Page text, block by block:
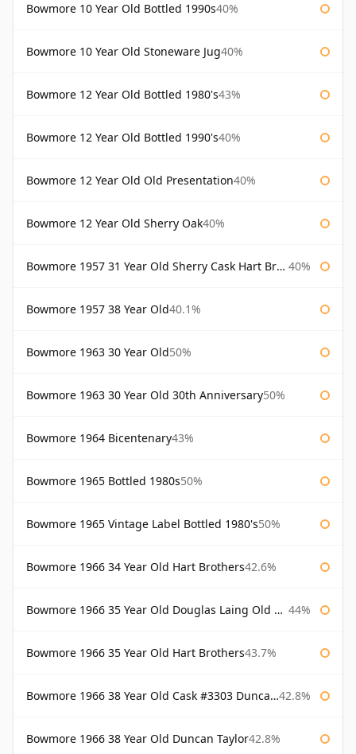
Bowmore 10 Year Old Bottled 1990s40%
Bowmore 10 Year Old Stoneware Jug40%
Bowmore 12 Year Old Bottled 1980's43%
Bowmore 12 Year Old Bottled 1990's40%
Bowmore 12 Year Old Old Presentation40%
Bowmore 12 Year Old Sherry Oak40%
Bowmore 1957 31 Year Old Sherry Cask Hart Brothers 40%
Bowmore 1957 38 Year Old40.1%
Bowmore 1963 30 Year Old50%
Bowmore 1963 30 Year Old 30th Anniversary50%
Bowmore 1964 Bicentenary43%
Bowmore 1965 Bottled 1980s50%
Bowmore 1965 Vintage Label Bottled 1980's50%
Bowmore 1966 34 Year Old Hart Brothers42.6%
Bowmore 1966 35 Year Old Douglas Laing Old Malt Cask 44%
Bowmore 1966 35 Year Old Hart Brothers43.7%
Bowmore 1966 38 Year Old Cask #3303 Duncan Taylor 42.8%
Bowmore 1966 38 Year Old Duncan Taylor42.8%